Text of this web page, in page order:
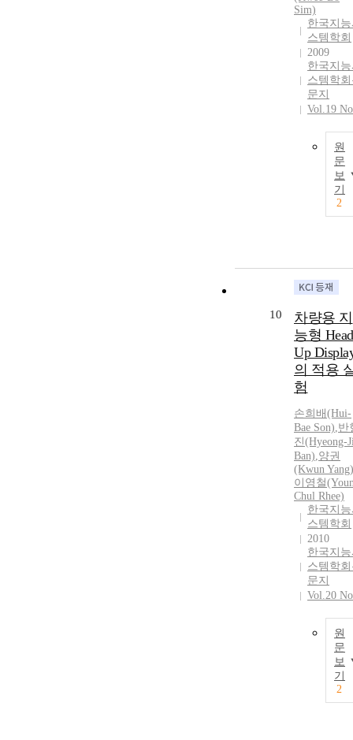
Sim)
한국지
스템학회
2009
한국지
스템학
문지
Vol.19
원
문
보
기
2
10
차량용 지
능형
Up
의 적용
험
손희배(Hui-
Bae Son),반
진(Hyeong-
Ban),양권
(Kwun Yang)
이영철
Chul Rhee)
한국지
스템학회
2010
한국지
스템학
문지
Vol.20
원
문
보
기
2